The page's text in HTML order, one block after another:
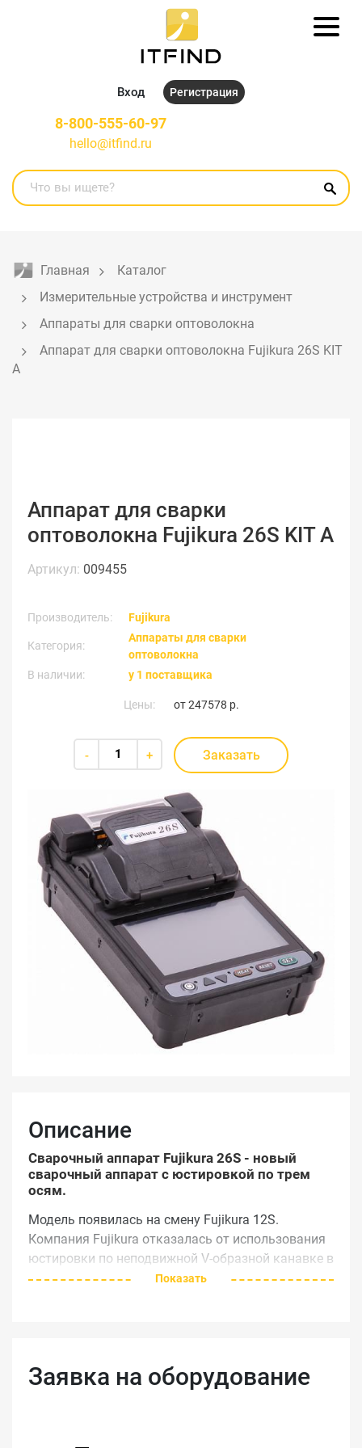
Вход Регистрация
8-800-555-60-97
hello@itfind.ru
Главная
Каталог
Измерительные устройства и инструмент
Аппараты для сварки оптоволокна
Аппарат для сварки оптоволокна Fujikura 26S KIT
A
Аппарат для сварки
оптоволокна Fujikura 26S KIT A
Артикул: 009455
Производитель: Fujikura
Категория:
Аппараты для сварки
оптоволокна
В наличии:
у 1 поставщика
Цены: от247578 р.
- + Заказать
Описание
Сварочный аппарат Fujikura 26S - новый
сварочный аппарат с юстировкой по трем
осям.
Модель появилась на смену Fujikura 12S.
Компания Fujikura отказалась от использования
юстировки по неподвижной V-образной канавке в
пользу более современной системы по трем осям
аппарата увеличено и теперь скорость сварки
составляет всего 6 секунд.
Показать
Заявка на оборудование